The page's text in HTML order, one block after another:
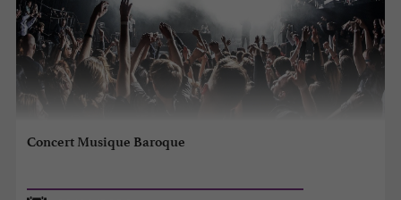
Concert Musique Baroque